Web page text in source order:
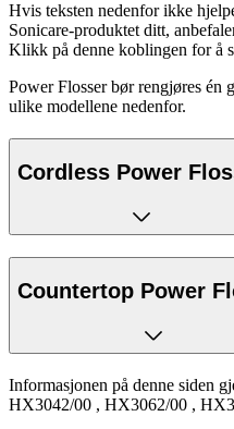
Hvis teksten nedenfor ikke
Sonicare-produktet ditt,
Klikk på denne koblingen for å
Power Flosser bør rengjøres én
ulike modellene nedenfor.
Cordless Power
Countertop Power
Informasjonen på denne siden
HX3042/00 , HX3062/00 ,